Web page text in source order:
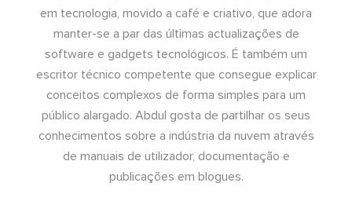
em tecnologia, movido a café e criativo, que adora
manter-se a par das últimas actualizações de
software e gadgets tecnológicos. É também um
escritor técnico competente que consegue explicar
conceitos complexos de forma simples para um
público alargado. Abdul gosta de partilhar os seus
conhecimentos sobre a indústria da nuvem através
de manuais de utilizador, documentação e
publicações em blogues.